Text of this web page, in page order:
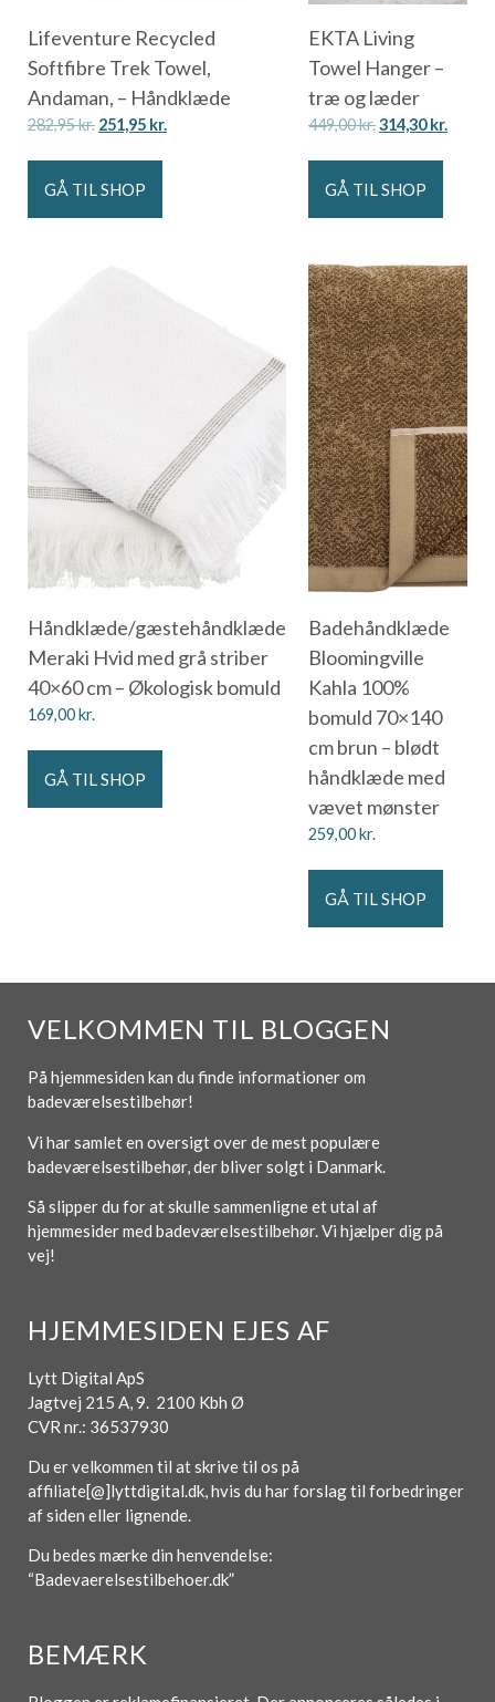
Lifeventure Recycled
Softfibre Trek Towel,
Andaman, – Håndklæde
282,95kr. 251,95 kr.
GÅ TIL SHOP
EKTA Living
Towel Hanger –
træ og læder
449,00kr.314,30kr.
GÅ TIL SHOP
Håndklæde/gæstehåndklæde
Meraki Hvid med grå striber
40×60 cm – Økologisk bomuld
169,00kr.
GÅ TIL SHOP
Badehåndklæde
Bloomingville
Kahla 100%
bomuld 70×140
cm brun – blødt
håndklæde med
vævet mønster
259,00kr.
GÅ TIL SHOP
VELKOMMEN TIL BLOGGEN
På hjemmesiden kan du finde informationer om
badeværelsestilbehør!
Vi har samlet en oversigt over de mest populære
badeværelsestilbehør, der bliver solgt i Danmark.
Så slipper du for at skulle sammenligne et utal af
hjemmesider med badeværelsestilbehør. Vi hjælper dig på
vej!
HJEMMESIDEN EJES AF
Lytt Digital ApS
Jagtvej 215 A, 9. 2100 Kbh Ø
CVR nr.: 36537930
Du er velkommen til at skrive til os på
affiliate[@]lyttdigital.dk, hvis du har forslag til forbedringer
af siden eller lignende.
Du bedes mærke din henvendelse:
“Badevaerelsestilbehoer.dk”
BEMÆRK